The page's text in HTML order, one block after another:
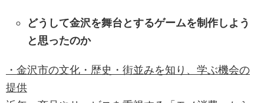
どうして金沢を舞台とするゲームを制作しよう
と思ったのか
・金沢市の文化・歴史・街並みを知り、学ぶ機会の
提供